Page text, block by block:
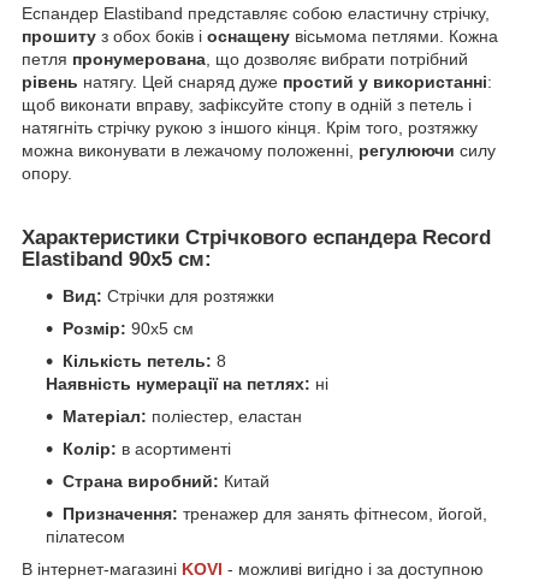
Еспандер Elastiband представляє собою еластичну стрічку,
прошиту з обох боків і оснащену вісьмома петлями. Кожна
петля пронумерована , що дозволяє вибрати потрібний
рівень натягу. Цей снаряд дуже простий у використанні:
щоб виконати вправу, зафіксуйте стопу в одній з петель і
натягніть стрічку рукою з іншого кінця. Крім того, розтяжку
можна виконувати в лежачому положенні, регулюючи силу
опору.
Характеристики Стрічкового еспандера Record
Elastiband 90х5 см:
Вид: Стрічки для розтяжки
Розмір: 90х5 см
Кількість петель: 8
Наявність нумерації на петлях: ні
Матеріал: поліестер, еластан
Колір: в асортименті
Страна виробний: Китай
Призначення: тренажер для занять фітнесом, йогой,
пілатесом
В інтернет-магазині KOVI - можливі вигідно і за доступною